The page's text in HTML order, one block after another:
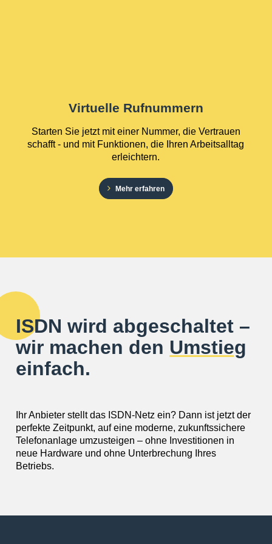
Virtuelle Rufnummern
Starten Sie jetzt mit einer Nummer, die Vertrauen
schafft - und mit Funktionen, die Ihren Arbeitsalltag
erleichtern.
Mehr erfahren
ISDN wird abgeschaltet –
wir machen den Umstieg
einfach.
Ihr Anbieter stellt das ISDN-Netz ein? Dann ist jetzt der
perfekte Zeitpunkt, auf eine moderne, zukunftssichere
Telefonanlage umzusteigen – ohne Investitionen in
neue Hardware und ohne Unterbrechung Ihres
Betriebs.